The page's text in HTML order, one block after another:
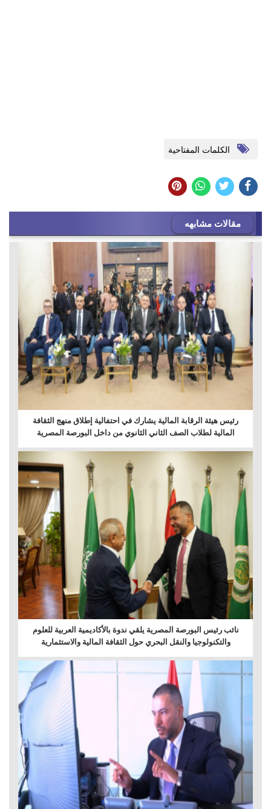
الكلمات المفتاحية
مقالات مشابهه
رئيس هيئة الرقابة المالية يشارك في احتفالية إطلاق منهج الثقافة
المالية لطلاب الصف الثاني الثانوي من داخل البورصة المصرية
نائب رئيس البورصة المصرية يلقي ندوة بالأكاديمية العربية للعلوم
والتكنولوجيا والنقل البحري حول الثقافة المالية والاستثمارية